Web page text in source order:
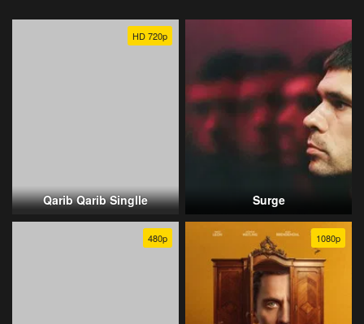
HD 720p
Qarib Qarib Singlle Surge
480p 1080p